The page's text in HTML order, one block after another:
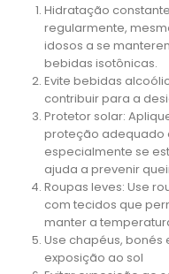
Hidratação
regularmente,
idosos a se
bebidas isotônicas.
Evite bebidas
contribuir para a
Protetor solar:
proteção adequado
especialmente se
ajuda a prevenir
Roupas leves: Use
com tecidos que
manter a
Use chapéus, bonés
exposição ao sol